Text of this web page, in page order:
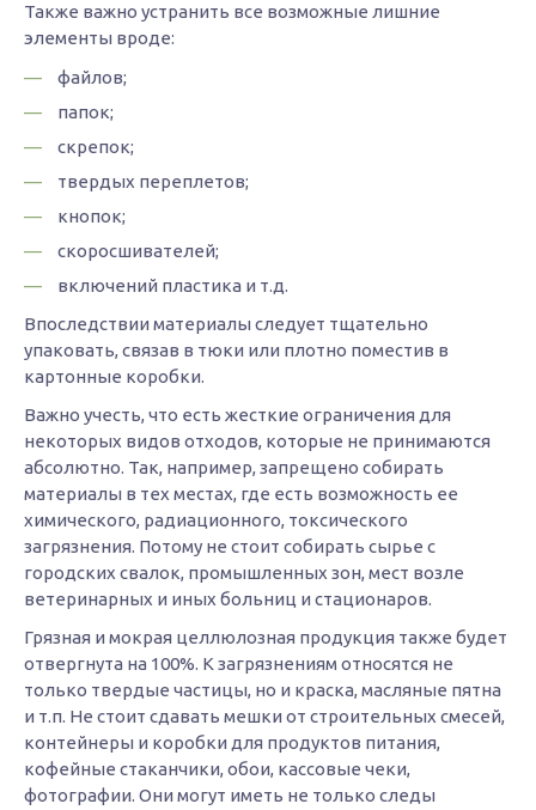
Также важно устранить все возможные лишние
элементы вроде:
файлов;
папок;
скрепок;
твердых переплетов;
кнопок;
скоросшивателей;
включений пластика и т.д.
Впоследствии материалы следует тщательно
упаковать, связав в тюки или плотно поместив в
картонные коробки.
Важно учесть, что есть жесткие ограничения для
некоторых видов отходов, которые не принимаются
абсолютно. Так, например, запрещено собирать
материалы в тех местах, где есть возможность ее
химического, радиационного, токсического
загрязнения. Потому не стоит собирать сырье с
городских свалок, промышленных зон, мест возле
ветеринарных и иных больниц и стационаров.
Грязная и мокрая целлюлозная продукция также будет
отвергнута на 100%. К загрязнениям относятся не
только твердые частицы, но и краска, масляные пятна
и т.п. Не стоит сдавать мешки от строительных смесей,
контейнеры и коробки для продуктов питания,
кофейные стаканчики, обои, кассовые чеки,
фотографии. Они могут иметь не только следы